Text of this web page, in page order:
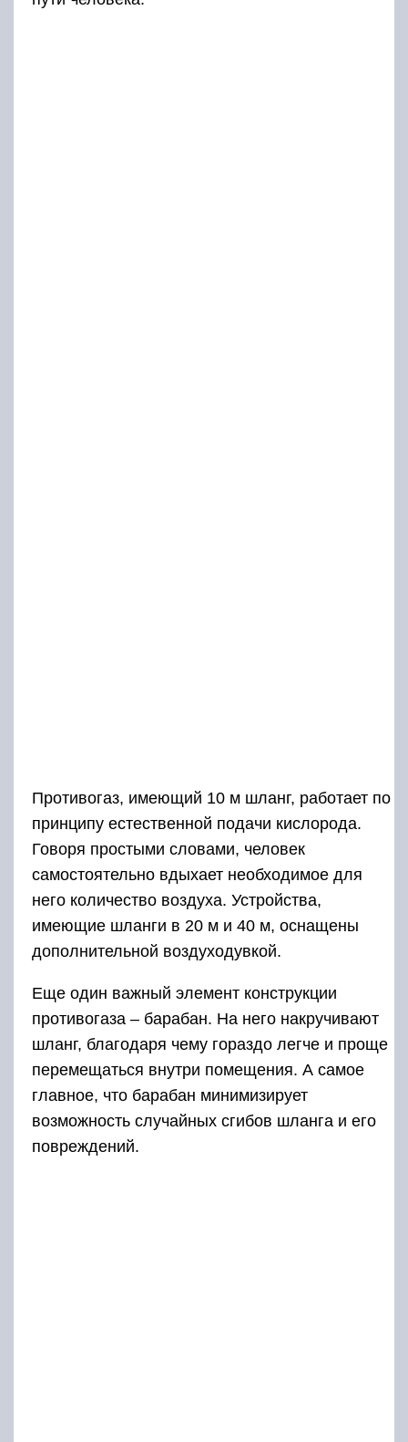
Противогаз, имеющий 10 м шланг, работает по
принципу естественной подачи кислорода.
Говоря простыми словами, человек
самостоятельно вдыхает необходимое для
него количество воздуха. Устройства,
имеющие шланги в 20 м и 40 м, оснащены
дополнительной воздуходувкой.
Еще один важный элемент конструкции
противогаза – барабан. На него накручивают
шланг, благодаря чему гораздо легче и проще
перемещаться внутри помещения. А самое
главное, что барабан минимизирует
возможность случайных сгибов шланга и его
повреждений.